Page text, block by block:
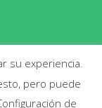
su experiencia.
pero puede
de